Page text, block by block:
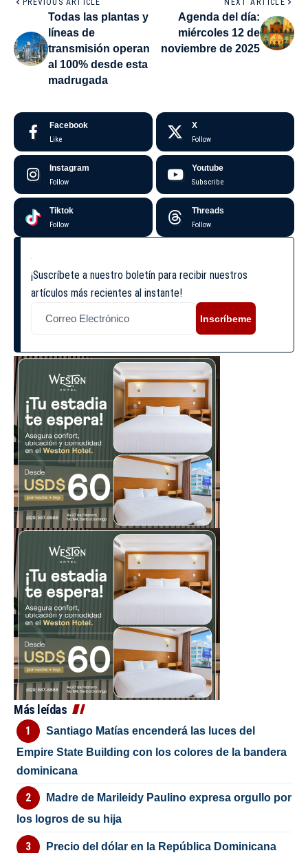
PREVIOUS ARTICLE
Todas las plantas y
líneas de
transmisión operan
al 100% desde esta
madrugada
NEXT ARTICLE
Agenda del día:
miércoles 12 de
noviembre de 2025
Facebook
Like
X
Follow
Instagram
Follow
Youtube
Subscribe
Tiktok
Follow
Threads
Follow
¡Suscríbete a nuestro boletín para recibir nuestros
artículos más recientes al instante!
Inscríbeme
Más leídas
Santiago Matías encenderá las luces del
Empire State Building con los colores de la bandera
dominicana
Madre de Marileidy Paulino expresa orgullo por
los logros de su hija
Precio del dólar en la República Dominicana